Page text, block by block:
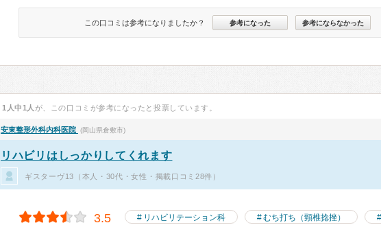
この口コミは参考になりましたか？ 参考になった 参考にならなかった
1人中1人 が、この口コミが参考になったと投票しています。
安東整形外科内科医院 (岡山県倉敷市)
リハビリはしっかりしてくれます
ギスターヴ13（本人・30代・女性・掲載口コミ28件）
3.5 リハビリテーション科 むち打ち（頸椎捻挫）